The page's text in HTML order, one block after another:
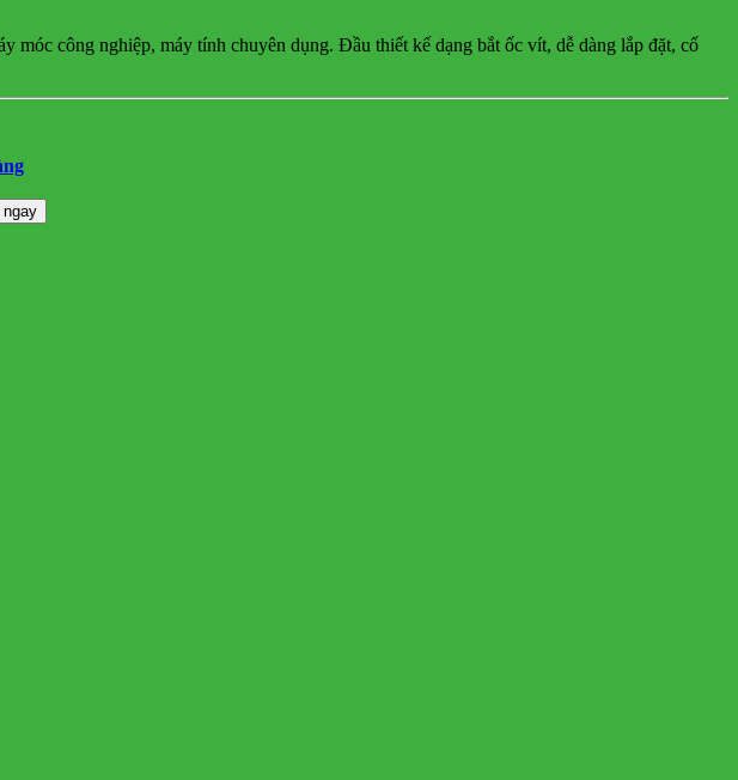
công nghiệp, máy tính chuyên dụng. Đầu thiết kế dạng bắt ốc vít, dễ dàng lắp đặt, cố
ngay